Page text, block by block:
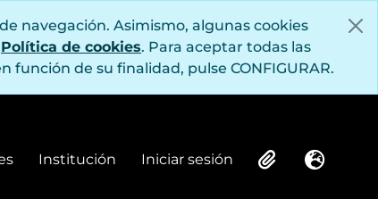
navegación. Asimismo, algunas cookies
Política de cookies. Para aceptar todas las
función de su finalidad, pulse CONFIGURAR.
Institución
Institución
Iniciar sesión
Iniciar sesión ClipboardIdioma